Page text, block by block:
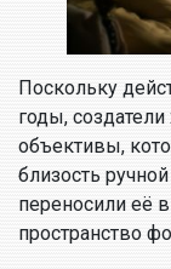
Поскольку
годы,
объективы,
близость
переносили её
пространство